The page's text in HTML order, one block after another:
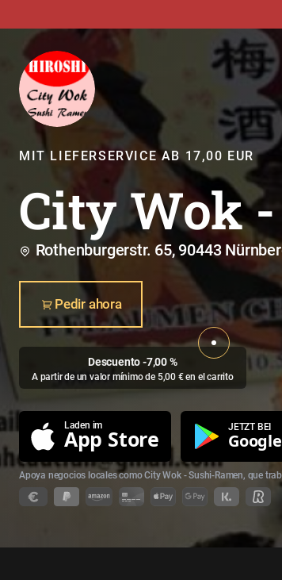
MIT LIEFERSERVICE AB 17,00 EUR
City Wok
Rothenburgerstr. 65, 90443
Pedir ahora
Descuento -7,00 %
A partir de un valor mínimo de 5,00 € en el carrito
Laden im
App Store JETZT BEI
Apoya negocios locales como City Wok - Sushi-Ramen, que